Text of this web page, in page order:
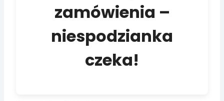
zamówienia –
niespodzianka
czeka!